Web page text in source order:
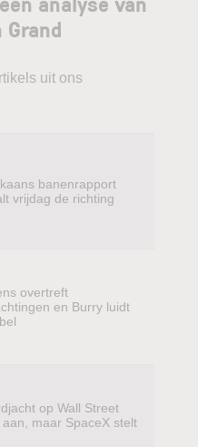
uit ons
banenrapport
vrijdag de richting
overtreft
en Burry luidt
op Wall Street
aan, maar SpaceX stelt